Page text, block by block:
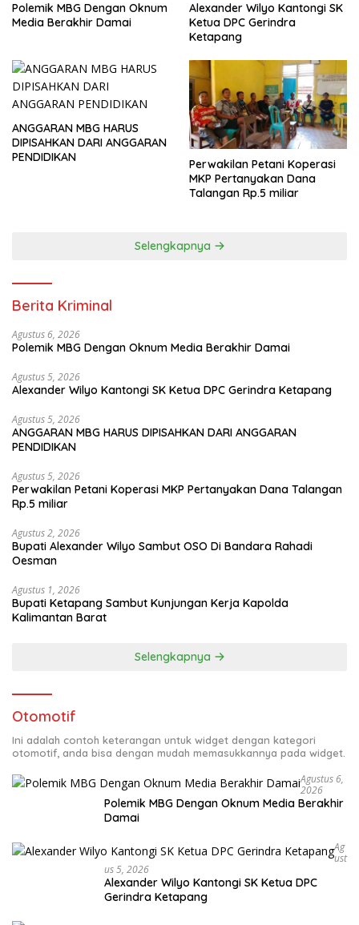
Polemik MBG Dengan Oknum
Media Berakhir Damai
Alexander Wilyo Kantongi SK
Ketua DPC Gerindra
Ketapang
ANGGARAN MBG HARUS
DIPISAHKAN DARI ANGGARAN
PENDIDIKAN
Perwakilan Petani Koperasi
MKP Pertanyakan Dana
Talangan Rp.5 miliar
Selengkapnya
Berita Kriminal
Agustus 6, 2026
Polemik MBG Dengan Oknum Media Berakhir Damai
Agustus 5, 2026
Alexander Wilyo Kantongi SK Ketua DPC Gerindra Ketapang
Agustus 5, 2026
ANGGARAN MBG HARUS DIPISAHKAN DARI ANGGARAN
PENDIDIKAN
Agustus 5, 2026
Perwakilan Petani Koperasi MKP Pertanyakan Dana Talangan
Rp.5 miliar
Agustus 2, 2026
Bupati Alexander Wilyo Sambut OSO Di Bandara Rahadi
Oesman
Agustus 1, 2026
Bupati Ketapang Sambut Kunjungan Kerja Kapolda
Kalimantan Barat
Selengkapnya
Otomotif
Ini adalah contoh keterangan untuk widget dengan kategori
otomotif, anda bisa dengan mudah memasukkannya pada widget.
Agustus 6,
2026
Polemik MBG Dengan Oknum Media Berakhir
Damai
Ag
Ust
Us 5, 2026
Alexander Wilyo Kantongi SK Ketua DPC
Gerindra Ketapang